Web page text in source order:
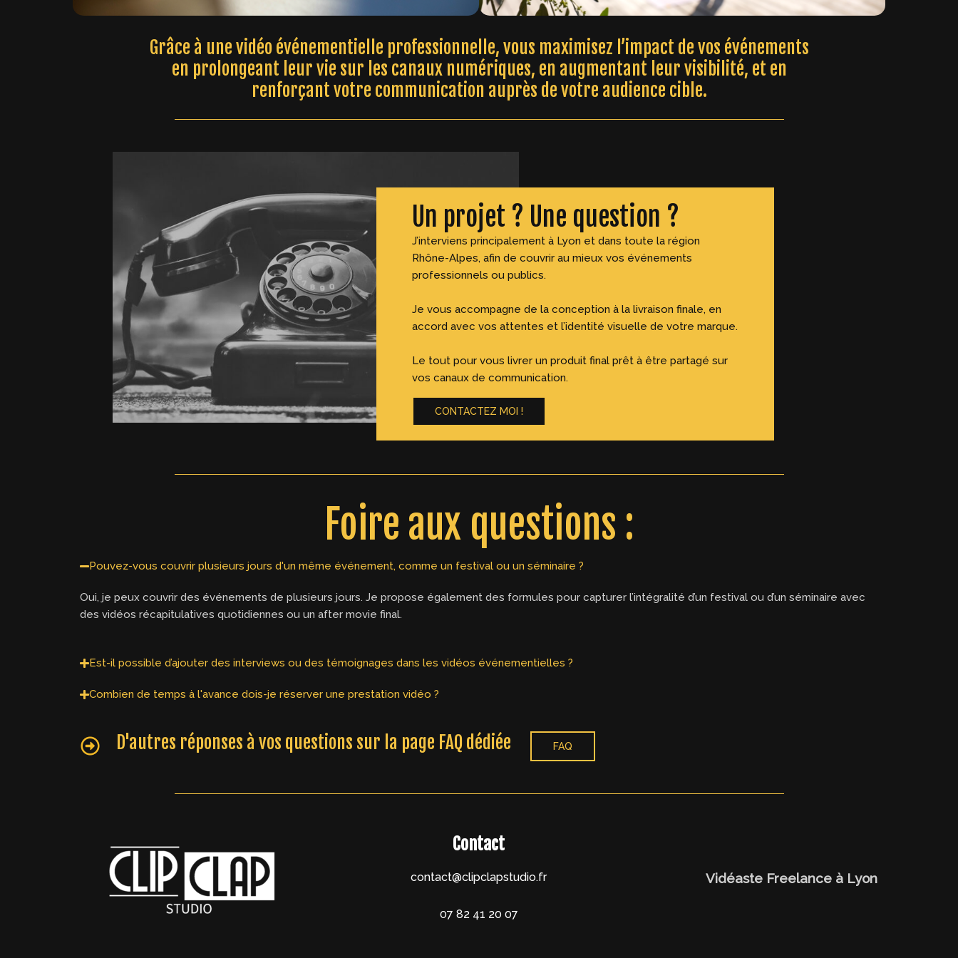
Grâce à une vidéo événementielle professionnelle, vous maximisez l’impact de vos événements
en prolongeant leur vie sur les canaux numériques, en augmentant leur visibilité, et en
renforçant votre communication auprès de votre audience cible.
Un projet ? Une question ?
J’interviens principalement à Lyon et dans toute la région
Rhône-Alpes, afin de couvrir au mieux vos événements
professionnels ou publics.
Je vous accompagne de la conception à la livraison finale, en
accord avec vos attentes et l’identité visuelle de votre marque.
Le tout pour vous livrer un produit final prêt à être partagé sur
vos canaux de communication.
CONTACTEZ MOI !
Foire aux questions :
Pouvez-vous couvrir plusieurs jours d'un même événement, comme un festival ou un séminaire ?
Oui, je peux couvrir des événements de plusieurs jours. Je propose également des formules pour capturer l’intégralité d’un festival ou d’un séminaire avec
des vidéos récapitulatives quotidiennes ou un after movie final.
Est-il possible d’ajouter des interviews ou des témoignages dans les vidéos événementielles ?
Combien de temps à l'avance dois-je réserver une prestation vidéo ?
D'autres réponses à vos questions sur la page FAQ dédiée FAQ
Contact
contact@clipclapstudio.fr
07 82 41 20 07
Vidéaste Freelance à Lyon